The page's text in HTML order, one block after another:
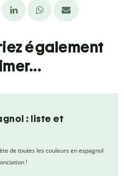
également
: liste et
de toutes les couleurs en espagnol
!